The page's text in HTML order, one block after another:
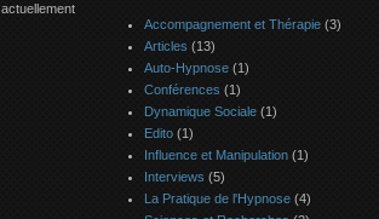
Accompagnement et Thérapie (3)
Articles (13)
Auto-Hypnose (1)
Conférences (1)
Dynamique Sociale (1)
Edito (1)
Influence et Manipulation (1)
Interviews (5)
La Pratique de l'Hypnose (4)